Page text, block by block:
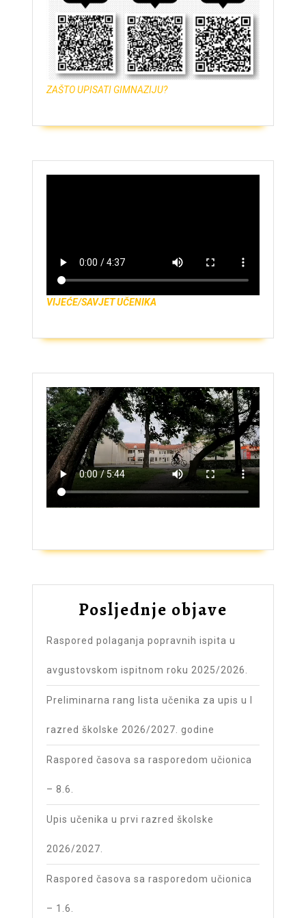
ZAŠTO UPISATI GIMNAZIJU?
VIJEĆE/SAVJET UČENIKA
Posljednje objave
Raspored polaganja popravnih ispita u
avgustovskom ispitnom roku 2025/2026.
Preliminarna rang lista učenika za upis u I
razred školske 2026/2027. godine
Raspored časova sa rasporedom učionica
– 8.6.
Upis učenika u prvi razred školske
2026/2027.
Raspored časova sa rasporedom učionica
– 1.6.